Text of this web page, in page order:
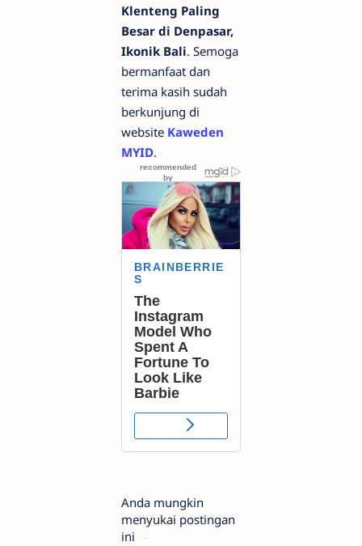
Klenteng Paling
Besar di Denpasar,
Ikonik Bali. Semoga
bermanfaat dan
terima kasih sudah
berkunjung di
website Kaweden
MYID.
Anda mungkin
menyukai postingan
ini